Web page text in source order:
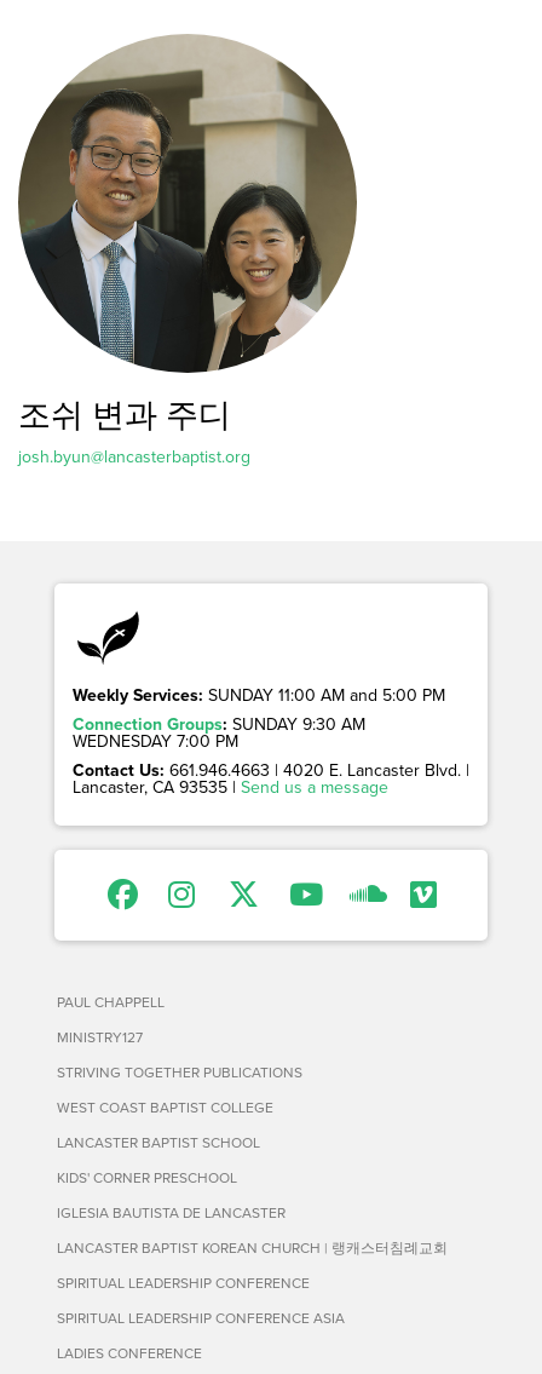
조쉬 변과 주디
josh.byun@lancasterbaptist.org
Weekly Services: SUNDAY 11:00 AM and 5:00 PM
Connection Groups: SUNDAY 9:30 AM
WEDNESDAY 7:00 PM
Contact Us: 661.946.4663 | 4020 E. Lancaster Blvd. |
Lancaster, CA 93535 | Send us a message
PAUL CHAPPELL
MINISTRY127
STRIVING TOGETHER PUBLICATIONS
WEST COAST BAPTIST COLLEGE
LANCASTER BAPTIST SCHOOL
KIDS' CORNER PRESCHOOL
IGLESIA BAUTISTA DE LANCASTER
LANCASTER BAPTIST KOREAN CHURCH | 랭캐스터침례교회
SPIRITUAL LEADERSHIP CONFERENCE
SPIRITUAL LEADERSHIP CONFERENCE ASIA
LADIES CONFERENCE